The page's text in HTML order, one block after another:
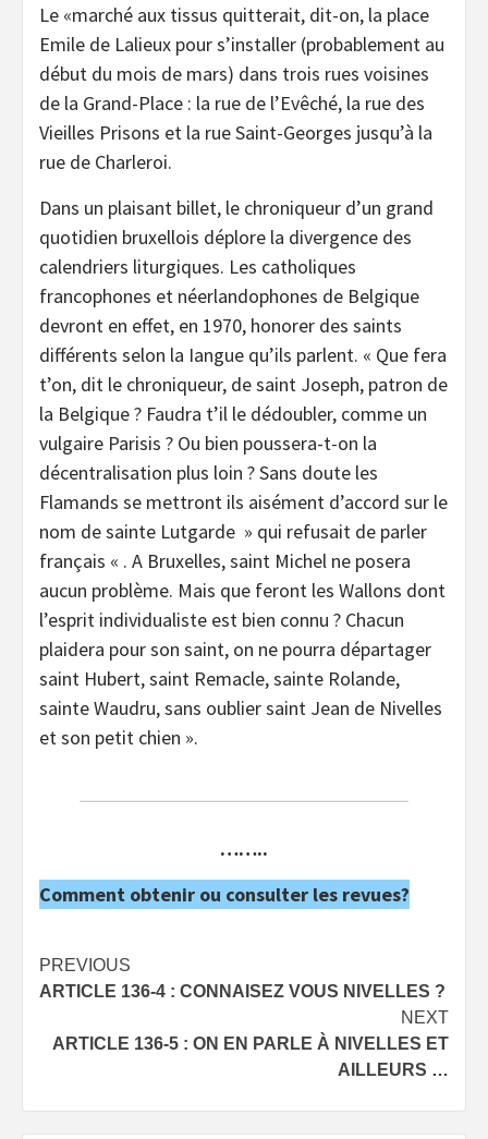
Le «marché aux tissus quitterait, dit-on, la place
Emile de Lalieux pour s’installer (probablement au
début du mois de mars) dans trois rues voisines
de la Grand-Place : la rue de l’Evêché, la rue des
Vieilles Prisons et la rue Saint-Georges jusqu’à la
rue de Charleroi.
Dans un plaisant billet, le chroniqueur d’un grand
quotidien bruxellois déplore la divergence des
calendriers liturgiques. Les catholiques
francophones et néerlandophones de Belgique
devront en effet, en 1970, honorer des saints
différents selon la Iangue qu’ils parlent. « Que fera
t’on, dit le chroniqueur, de saint Joseph, patron de
la Belgique ? Faudra t’il le dédoubler, comme un
vulgaire Parisis ? Ou bien poussera-t-on la
décentralisation plus loin ? Sans doute les
Flamands se mettront ils aisément d’accord sur le
nom de sainte Lutgarde » qui refusait de parler
français « . A Bruxelles, saint Michel ne posera
aucun problème. Mais que feront les Wallons dont
l’esprit individualiste est bien connu ? Chacun
plaidera pour son saint, on ne pourra départager
saint Hubert, saint Remacle, sainte Rolande,
sainte Waudru, sans oublier saint Jean de Nivelles
et son petit chien ».
……..
Comment obtenir ou consulter les revues?
Post
navigation
PREVIOUS
ARTICLE 136-4 : CONNAISEZ VOUS NIVELLES ?
NEXT
ARTICLE 136-5 : ON EN PARLE À NIVELLES ET
AILLEURS …